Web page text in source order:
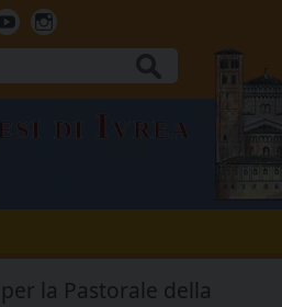
YoutubeInstagram
di Ivrea
la Pastorale della